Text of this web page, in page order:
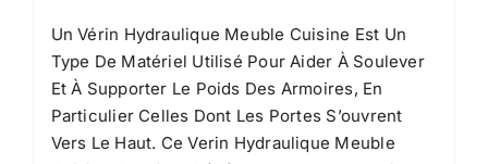
Un Vérin Hydraulique Meuble Cuisine Est Un
Type De Matériel Utilisé Pour Aider À Soulever
Et À Supporter Le Poids Des Armoires, En
Particulier Celles Dont Les Portes S’ouvrent
Vers Le Haut. Ce Verin Hydraulique Meuble